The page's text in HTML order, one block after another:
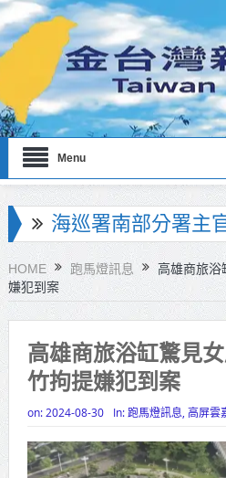
Menu
海巡署南部分署主
勉提升巡防戰力
北市鮮奶週報再升
擴大至國中生
雙北合作里程碑！
侯友宜蔣萬安攜手視察
北形象館亮相
HOME 跑馬燈訊息
高雄商旅浴
嫌犯到案
高雄商旅浴缸驚見
竹拘提嫌犯到案
on: 2024-08-30 In: 跑馬燈訊息 高屏雲